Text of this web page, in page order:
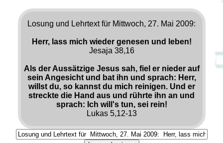
Losung und Lehrtext für Mittwoch, 27. Mai 2009:
Herr, lass mich wieder genesen und leben!
Jesaja 38,16
Als der Aussätzige Jesus sah, fiel er nieder auf
sein Angesicht und bat ihn und sprach: Herr,
willst du, so kannst du mich reinigen. Und er
streckte die Hand aus und rührte ihn an und
sprach: Ich will's tun, sei rein!
Lukas 5,12-13